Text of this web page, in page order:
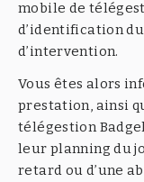
mobile de
d’identification
d’intervention.
Vous êtes alors
prestation, ainsi
télégestion
leur planning du
retard ou d’une